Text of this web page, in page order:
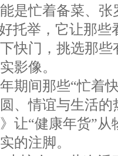
是忙着备菜、
托举，它让那些
快门，挑选那些
影像。
期间那些“忙着
、情谊与生活的
让“健康年货”从
的注脚。